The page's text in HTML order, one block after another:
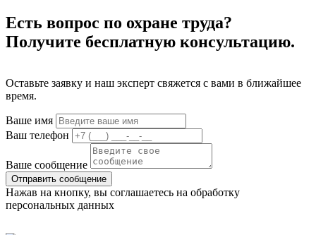
Есть вопрос по охране труда?
Получите бесплатную консультацию.
Оставьте заявку и наш эксперт свяжется с вами в ближайшее
время.
Ваше имя
Ваш телефон
Ваше сообщение
Отправить сообщение
Нажав на кнопку, вы соглашаетесь на обработку
персональных данных